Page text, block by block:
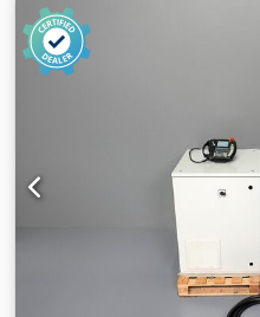
piemērots pick & place,
apkalpošanas,
pielietojumiem.
Robots Tips: TX90L Asis: 6
līdz 15 kg īslaicīgi Darbības
Atkārtojamības precizitāte:
klase: IP65 (IP67) Montāža:
svars: apm. 113 kg Tehniskie
Stäubli CS8C
Programmēšanas valoda:
Ethernet, Fieldbus,
Barošana: 3 × 400 V, 50/60